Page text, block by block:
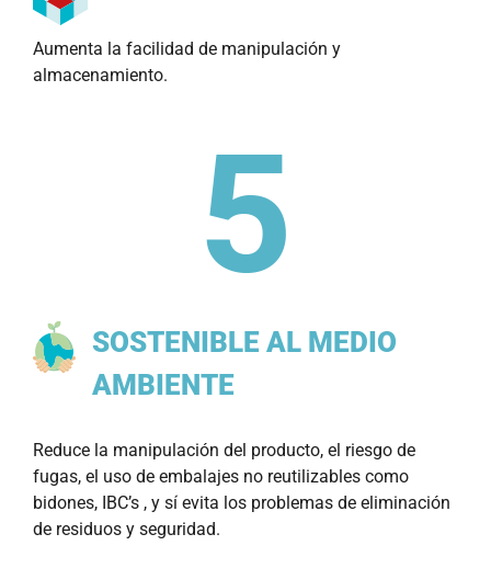
Aumenta la facilidad de manipulación y
almacenamiento.
SOSTENIBLE AL MEDIO
AMBIENTE
Reduce la manipulación del producto, el riesgo de
fugas, el uso de embalajes no reutilizables como
bidones, IBC’s , y sí evita los problemas de eliminación
de residuos y seguridad.